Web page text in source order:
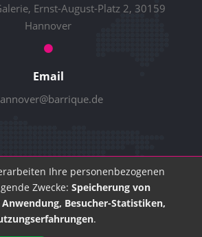
Ernst-August-Platz 2, 30159
Hannover
Email
© 2026 Barrique GmbH
Impressum
Datenschutz
Ihre personenbezogenen
Zwecke: Speicherung von
Besucher-Statistiken,
.